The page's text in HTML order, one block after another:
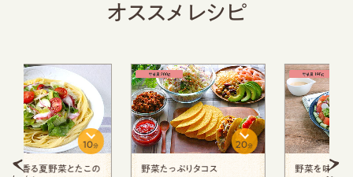
オススメレシピ
野菜たっぷりタコス
20分
野菜を味わう冷しゃぶサラダ
10分